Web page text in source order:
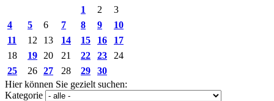
1
2
3
4
5 6 7 8 9
10
11
12 13 14 15 16
17
18
19 20 21 22 23
24
25
26 27 28 29
30
Hier können Sie gezielt suchen:
Kategorie